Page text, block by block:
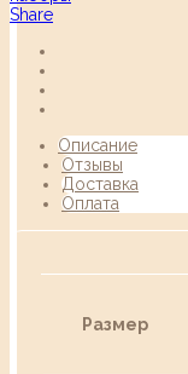
Share
Описание
Отзывы
Доставка
Оплата
Размер